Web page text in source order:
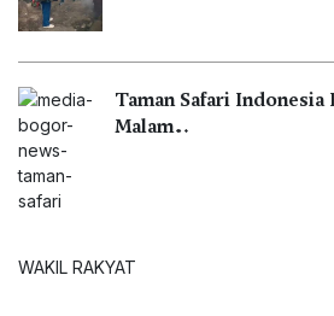
Taman Safari
Malam…
WAKIL RAKYAT